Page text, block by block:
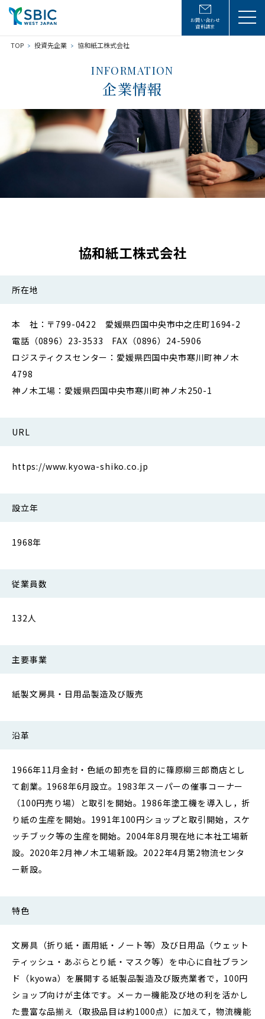
お問い合わせ
資料請求
TOP 投資先企業 協和紙工株式会社
INFORMATION
企業情報
協和紙工株式会社
所在地
本 社：〒799-0422 愛媛県四国中央市中之庄町1694-2
電話（0896）23-3533 FAX（0896）24-5906
ロジスティクスセンター：愛媛県四国中央市寒川町神ノ木
4798
神ノ木工場：愛媛県四国中央市寒川町神ノ木250-1
URL
https://www.kyowa-shiko.co.jp
設立年
1968年
従業員数
132人
主要事業
紙製文房具・日用品製造及び販売
沿革
1966年11月金封・色紙の卸売を目的に篠原柳三郎商店とし
て創業。1968年6月設立。1983年スーパーの催事コーナー
（100円売り場）と取引を開始。1986年塗工機を導入し，折
り紙の生産を開始。1991年100円ショップと取引開始，スケ
ッチブック等の生産を開始。2004年8月現在地に本社工場新
設。2020年2月神ノ木工場新設。2022年4月第2物流センタ
ー新設。
特色
文房具（折り紙・画用紙・ノート等）及び日用品（ウェット
ティッシュ・あぶらとり紙・マスク等）を中心に自社ブラン
ド（kyowa）を展開する紙製品製造及び販売業者で，100円
ショップ向けが主体です。メーカー機能及び地の利を活かし
た豊富な品揃え（取扱品目は約1000点）に加えて，物流機能